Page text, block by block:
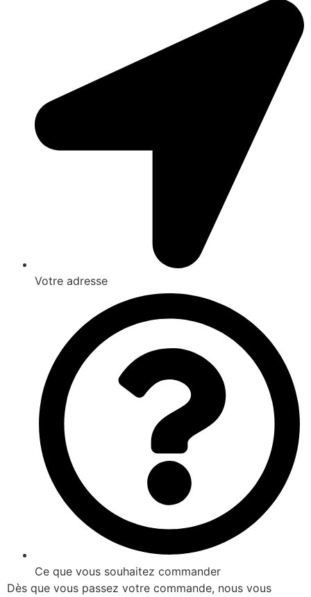
Votre adresse
Ce que vous souhaitez commander
Dès que vous passez votre commande, nous vous